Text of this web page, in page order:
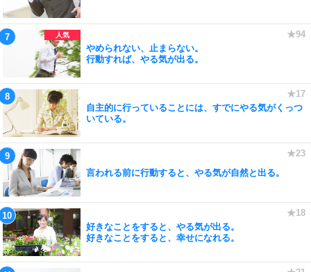
やめられない、止まらない。
行動すれば、やる気が出る。
自主的に行っていることには、すでにやる気がくっつ
いている。
言われる前に行動すると、やる気が自然と出る。
好きなことをすると、やる気が出る。
好きなことをすると、幸せになれる。